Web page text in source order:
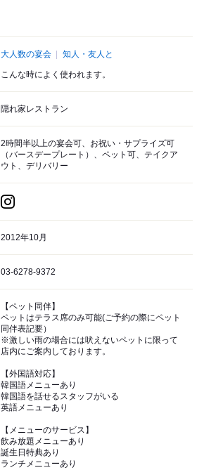
大人数の宴会 知人・友人と
こんな時によく使われます。
隠れ家レストラン
2時間半以上の宴会可、お祝い・サプライズ可
（バースデープレート）、ペット可、テイクア
ウト、デリバリー
2012年10月
03-6278-9372
【ペット同伴】
ペットはテラス席のみ可能(ご予約の際にペット
同伴表記要）
※激しい雨の場合には吠えないペットに限って
店内にご案内しております。
【外国語対応】
韓国語メニューあり
韓国語を話せるスタッフがいる
英語メニューあり
【メニューのサービス】
飲み放題メニューあり
誕生日特典あり
ランチメニューあり